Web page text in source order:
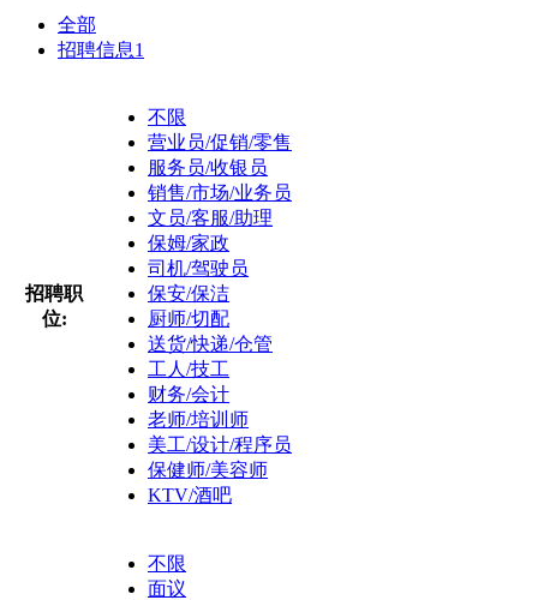
全部
招聘信息1
招聘职
位:
不限
营业员/促销/零售
服务员/收银员
销售/市场/业务员
文员/客服/助理
保姆/家政
司机/驾驶员
保安/保洁
厨师/切配
送货/快递/仓管
工人/技工
财务/会计
老师/培训师
美工/设计/程序员
保健师/美容师
KTV/酒吧
不限
面议